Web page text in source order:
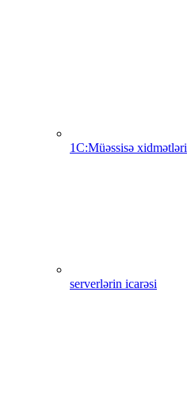
1C:Müəssisə xidmətləri
serverlərin icarəsi